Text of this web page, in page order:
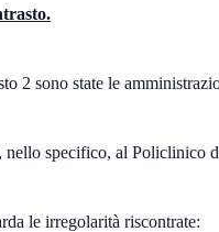
2 sono state le
nello specifico, al Policlinico
le irregolarità riscontrate: